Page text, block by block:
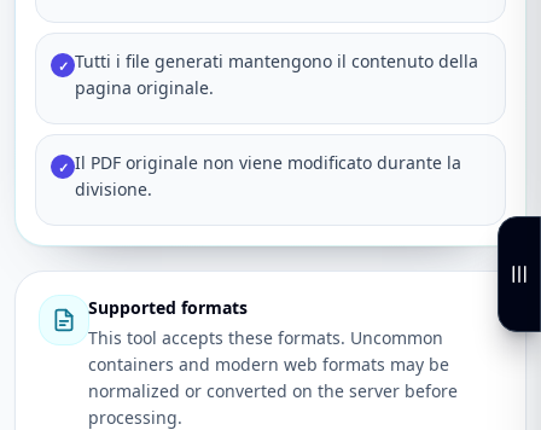
✓ Tutti i file generati mantengono il contenuto della
pagina originale.
✓ Il PDF originale non viene modificato durante la
divisione.
Supported formats
This tool accepts these formats. Uncommon
containers and modern web formats may be
normalized or converted on the server before
processing.